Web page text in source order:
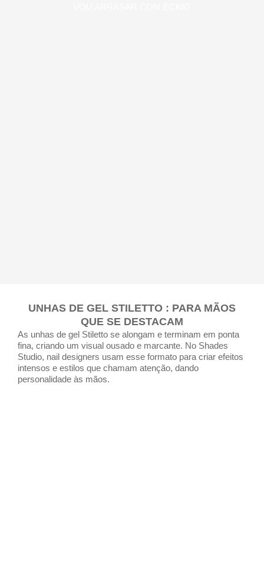
UNHAS DE GEL STILETTO : PARA MÃOS
QUE SE DESTACAM
As unhas de gel Stiletto se alongam e terminam em ponta
fina, criando um visual ousado e marcante. No Shades
Studio, nail designers usam esse formato para criar efeitos
intensos e estilos que chamam atenção, dando
personalidade às mãos.